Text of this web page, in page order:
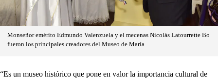
Monseñor emérito Edmundo Valenzuela y el mecenas Nicolás Latourrette Bo
fueron los principales creadores del Museo de María.
“Es un museo histórico que pone en valor la importancia cultural de